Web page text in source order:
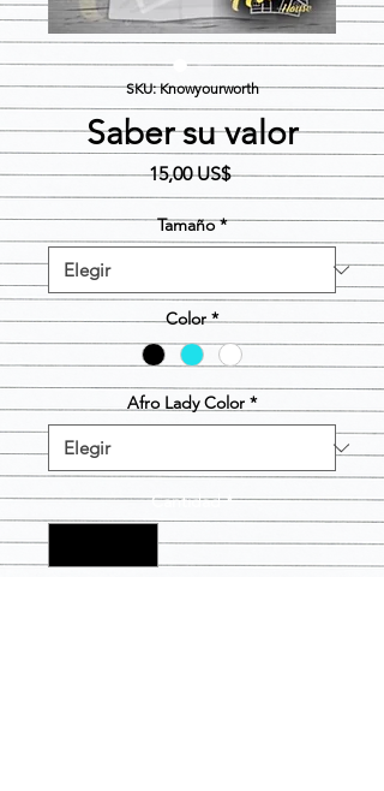
SKU: Knowyourworth
Saber su valor
15,00 US$Precio
Tamaño *
Color *
Afro Lady Color *
Cantidad *